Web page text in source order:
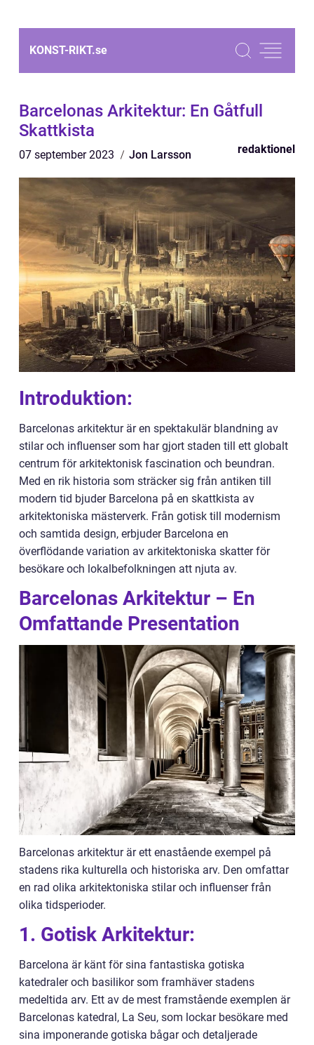
KONST-RIKT.se
Barcelonas Arkitektur: En Gåtfull
Skattkista
07 september 2023 Jon Larsson redaktionel
Introduktion:
Barcelonas arkitektur är en spektakulär blandning av
stilar och influenser som har gjort staden till ett globalt
centrum för arkitektonisk fascination och beundran.
Med en rik historia som sträcker sig från antiken till
modern tid bjuder Barcelona på en skattkista av
arkitektoniska mästerverk. Från gotisk till modernism
och samtida design, erbjuder Barcelona en
överflödande variation av arkitektoniska skatter för
besökare och lokalbefolkningen att njuta av.
Barcelonas Arkitektur – En
Omfattande Presentation
Barcelonas arkitektur är ett enastående exempel på
stadens rika kulturella och historiska arv. Den omfattar
en rad olika arkitektoniska stilar och influenser från
olika tidsperioder.
1. Gotisk Arkitektur:
Barcelona är känt för sina fantastiska gotiska
katedraler och basilikor som framhäver stadens
medeltida arv. Ett av de mest framstående exemplen är
Barcelonas katedral, La Seu, som lockar besökare med
sina imponerande gotiska bågar och detaljerade